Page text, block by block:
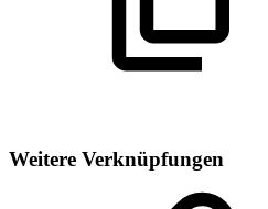
Weitere Verknüpfungen